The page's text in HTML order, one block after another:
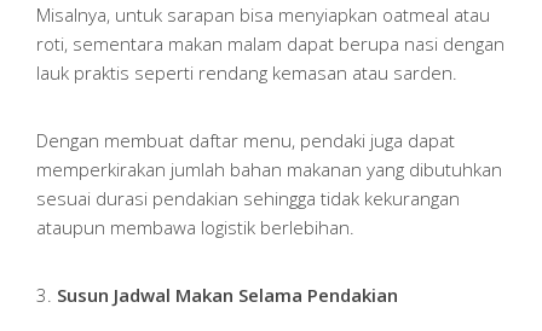
Misalnya, untuk sarapan bisa menyiapkan oatmeal atau
roti, sementara makan malam dapat berupa nasi dengan
lauk praktis seperti rendang kemasan atau sarden.
Dengan membuat daftar menu, pendaki juga dapat
memperkirakan jumlah bahan makanan yang dibutuhkan
sesuai durasi pendakian sehingga tidak kekurangan
ataupun membawa logistik berlebihan.
3. Susun Jadwal Makan Selama Pendakian